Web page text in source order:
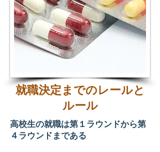
就職決定までのレールと
ルール
高校生の就職は第１ラウンドから第
４ラウンドまである